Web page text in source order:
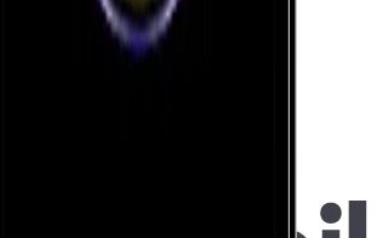
Güvence 4 işgününde